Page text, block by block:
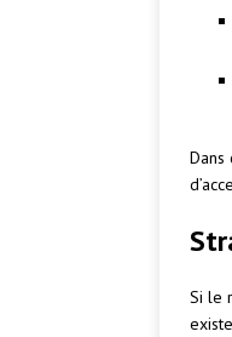
Dans
Si le